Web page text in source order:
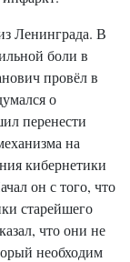
Ленинграда. В
боли в
провёл в
о
перенести
на
кибернетики
он с того, что
старейшего
что они не
необходим